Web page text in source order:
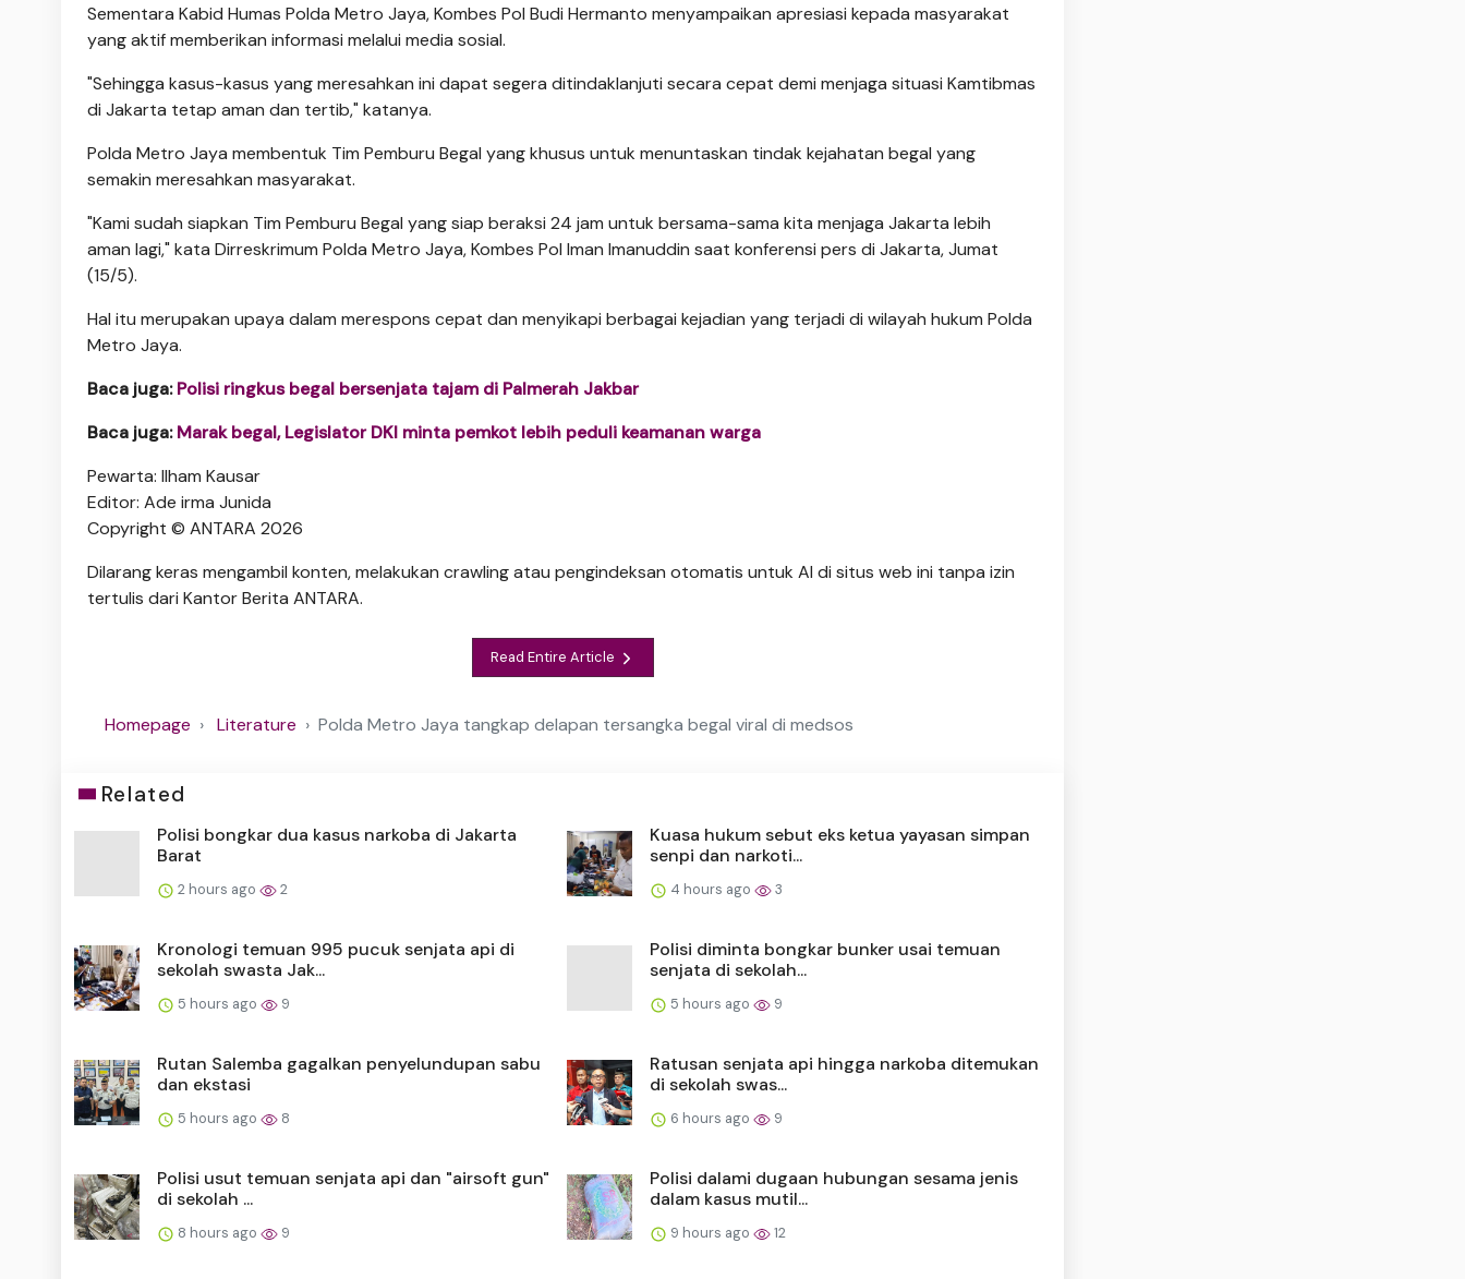
Sementara Kabid Humas Polda Metro Jaya, Kombes Pol Budi Hermanto menyampaikan apresiasi kepada masyarakat
yang aktif memberikan informasi melalui media sosial.
"Sehingga kasus-kasus yang meresahkan ini dapat segera ditindaklanjuti secara cepat demi menjaga situasi Kamtibmas
di Jakarta tetap aman dan tertib," katanya.
Polda Metro Jaya membentuk Tim Pemburu Begal yang khusus untuk menuntaskan tindak kejahatan begal yang
semakin meresahkan masyarakat.
"Kami sudah siapkan Tim Pemburu Begal yang siap beraksi 24 jam untuk bersama-sama kita menjaga Jakarta lebih
aman lagi," kata Dirreskrimum Polda Metro Jaya, Kombes Pol Iman Imanuddin saat konferensi pers di Jakarta, Jumat
(15/5).
Hal itu merupakan upaya dalam merespons cepat dan menyikapi berbagai kejadian yang terjadi di wilayah hukum Polda
Metro Jaya.
Baca juga:Polisi ringkus begal bersenjata tajam di Palmerah Jakbar
Baca juga:Marak begal, Legislator DKI minta pemkot lebih peduli keamanan warga
Pewarta: Ilham Kausar
Editor: Ade irma Junida
Copyright © ANTARA 2026
Dilarang keras mengambil konten, melakukan crawling atau pengindeksan otomatis untuk AI di situs web ini tanpa izin
tertulis dari Kantor Berita ANTARA.
Read Entire Article
Homepage Literature Polda Metro Jaya tangkap delapan tersangka begal viral di medsos
Related
Polisi bongkar dua kasus narkoba di Jakarta
Barat
2 hours ago 2
Kuasa hukum sebut eks ketua yayasan simpan
senpi dan narkoti...
4 hours ago 3
Kronologi temuan 995 pucuk senjata api di
sekolah swasta Jak...
5 hours ago 9
Polisi diminta bongkar bunker usai temuan
senjata di sekolah...
5 hours ago 9
Rutan Salemba gagalkan penyelundupan sabu
dan ekstasi
5 hours ago 8
Ratusan senjata api hingga narkoba ditemukan
di sekolah swas...
6 hours ago 9
Polisi usut temuan senjata api dan "airsoft gun"
di sekolah ...
8 hours ago 9
Polisi dalami dugaan hubungan sesama jenis
dalam kasus mutil...
9 hours ago 12